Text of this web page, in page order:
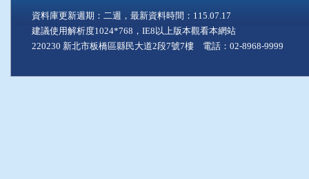
資料庫更新週期：二週，最新資料時間：115.07.17
建議使用解析度1024*768，IE8以上版本觀看本網站
220230 新北市板橋區縣民大道2段7號7樓 電話：02-8968-9999